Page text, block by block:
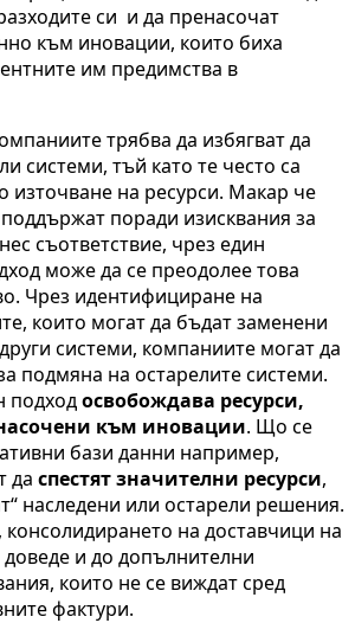
си и да пренасочат
към иновации, които биха
им предимства в
трябва да избягват да
системи, тъй като те често са
източване на ресурси. Макар че
поради изисквания за
съответствие, чрез един
може да се преодолее това
Чрез идентифициране на
които могат да бъдат заменени
системи, компаниите могат да
подмяна на остарелите системи.
подходосвобождава ресурси,
към иновации. Що се
бази данни например,
да спестят значителни ресурси,
наследени или остарели решения.
на доставчици на
и до допълнителни
които не се виждат сред
фактури.